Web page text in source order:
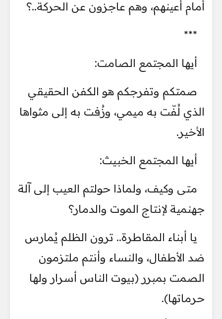
أمام أعينهم، وهم عاجزون عن الحركة..؟
***
أيها المجتمع الصامت:
صمتكم وتفرجكم هو الكفن الحقيقي
الذي لُفّت به ميمي، وزُفت به إلى مثواها
الأخير.
أيها المجتمع الخبيث:
متى وكيف، ولماذا حولتم العيب إلى آلة
جهنمية لإنتاج الموت والدمار؟
يا أبناء المقاطرة.. ترون الظلم يُمارس
ضد الأطفال، والنساء وأنتم ملتزمون
الصمت بمبرر (بيوت الناس أسرار ولها
حرماتها).